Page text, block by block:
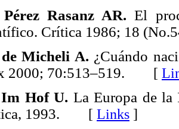
Pérez Rasanz AR.El
Crítica 1986; 18
de Micheli A. ¿Cuándo
2000; 70:513–519. [
Im Hof U. La Europa de la
1993. [ Links ]